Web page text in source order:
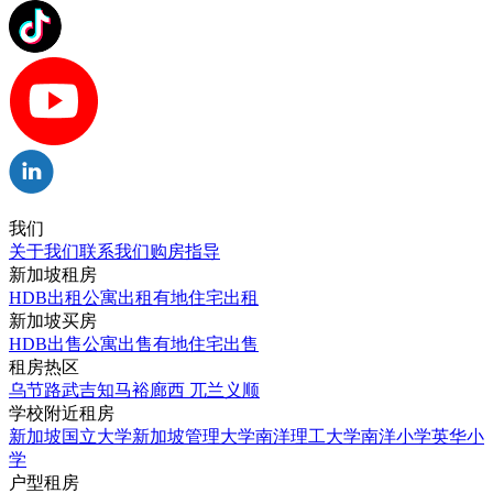
我们
关于我们联系我们购房指导
新加坡租房
HDB出租公寓出租有地住宅出租
新加坡买房
HDB出售公寓出售有地住宅出售
租房热区
乌节路武吉知马裕廊西 兀兰 义顺
学校附近租房
新加坡国立大学新加坡管理大学南洋理工大学南洋小学英华小
学
户型租房